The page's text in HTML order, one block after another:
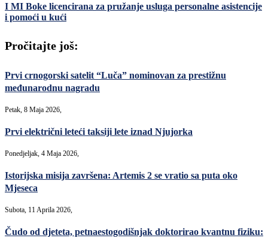
I MI Boke licencirana za pružanje usluga personalne asistencije
i pomoći u kući
Pročitajte još:
Prvi crnogorski satelit “Luča” nominovan za prestižnu
međunarodnu nagradu
Petak, 8 Maja 2026,
Prvi električni leteći taksiji lete iznad Njujorka
Ponedjeljak, 4 Maja 2026,
Istorijska misija završena: Artemis 2 se vratio sa puta oko
Mjeseca
Subota, 11 Aprila 2026,
Čudo od djeteta, petnaestogodišnjak doktorirao kvantnu fiziku: